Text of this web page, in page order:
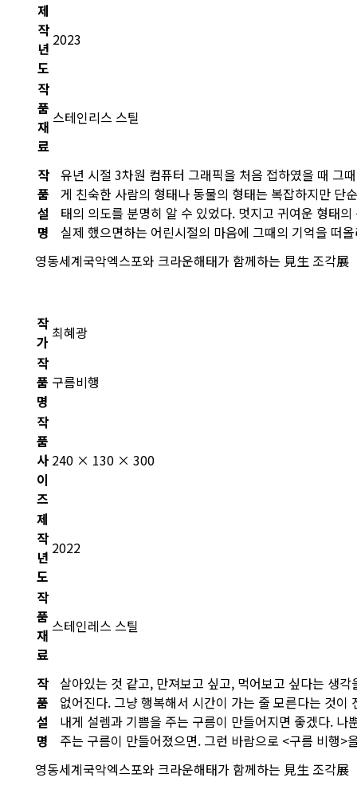
제
작
년
도
2023
작
품
재
료
스테인리스 스틸
작
품
설
명
유년 시절 3차원 컴퓨터 그래픽을 처음 접하였을 때 그
게 친숙한 사람의 형태나 동물의 형태는 복잡하지만 단
태의 의도를 분명히 알 수 있었다. 멋지고 귀여운 형태
실제 했으면하는 어린시절의 마음에 그때의 기억을 떠
영동세계국악엑스포와 크라운해태가 함께하는 見生 조각展
작
가 최혜광
작
품
명
구름비행
작
품
사
이
즈
240 × 130 × 300
제
작
년
도
2022
작
품
재
료
스테인레스 스틸
작
품
설
명
살아있는 것 같고, 만져보고 싶고, 먹어보고 싶다는 생
없어진다. 그냥 행복해서 시간이 가는 줄 모른다는 것이
내게 설렘과 기쁨을 주는 구름이 만들어지면 좋겠다. 나
주는 구름이 만들어졌으면. 그런 바람으로 <구름 비행>
영동세계국악엑스포와 크라운해태가 함께하는 見生 조각展